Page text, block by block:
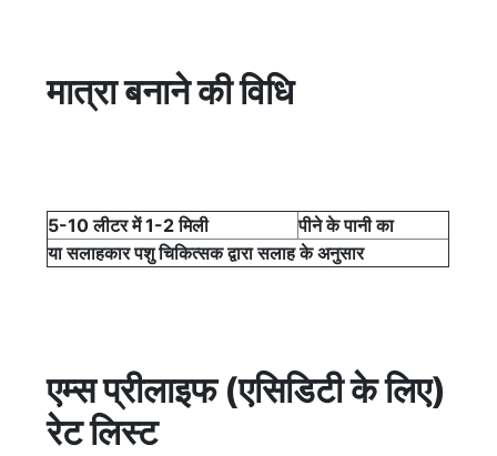
मात्रा बनाने की विधि
5-10 लीटर में 1-2 मिली
पीने के पानी का
या सलाहकार पशु चिकित्सक द्वारा सलाह के अनुसार
एम्स प्रीलाइफ (एसिडिटी के लिए)
रेट लिस्ट